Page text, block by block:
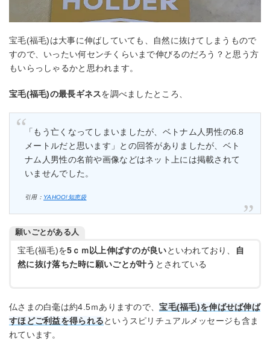
宝毛(福毛)は大事に伸ばしていても、自然に抜けてしまうもので
すので、いったい何センチくらいまで伸びるのだろう？と思う方
もいらっしゃるかと思われます。
宝毛(福毛)の最長ギネスを調べましたところ、
「もう亡くなってしまいましたが、ベトナム人男性の6.8
メートルだと思います」との回答がありましたが、ベト
ナム人男性の名前や画像などはネット上には掲載されて
いませんでした。
引用： YAHOO!知恵袋
願いごとがある人
宝毛(福毛)を5ｃｍ以上伸ばすのが良いといわれており、
自
然に抜け落ちた時に願いごとが叶う とされている
仏さまの白毫は約4.5ｍありますので、宝毛(福毛)を伸ばせば伸ば
すほどご利益を得られるというスピリチュアルメッセージも含ま
れています。